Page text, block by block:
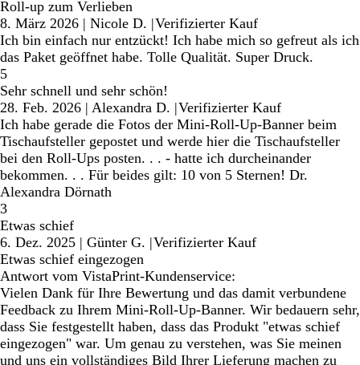
Roll-up zum Verlieben
8. März 2026 | Nicole D. |Verifizierter Kauf
Ich bin einfach nur entzückt! Ich habe mich so gefreut als ich
das Paket geöffnet habe. Tolle Qualität. Super Druck.
5
Sehr schnell und sehr schön!
28. Feb. 2026 | Alexandra D. |Verifizierter Kauf
Ich habe gerade die Fotos der Mini-Roll-Up-Banner beim
Tischaufsteller gepostet und werde hier die Tischaufsteller
bei den Roll-Ups posten. . . - hatte ich durcheinander
bekommen. . . Für beides gilt: 10 von 5 Sternen! Dr.
Alexandra Dörnath
3
Etwas schief
6. Dez. 2025 | Günter G. |Verifizierter Kauf
Etwas schief eingezogen
Antwort vom VistaPrint-Kundenservice:
Vielen Dank für Ihre Bewertung und das damit verbundene
Feedback zu Ihrem Mini-Roll-Up-Banner. Wir bedauern sehr,
dass Sie festgestellt haben, dass das Produkt "etwas schief
eingezogen" war. Um genau zu verstehen, was Sie meinen
und uns ein vollständiges Bild Ihrer Lieferung machen zu